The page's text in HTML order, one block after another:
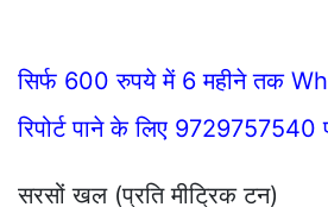
सिर्फ 600 रुपये में 6 महीने तक
रिपोर्ट पाने के लिए 9729757540
सरसों खल (प्रति मीट्रिक टन)